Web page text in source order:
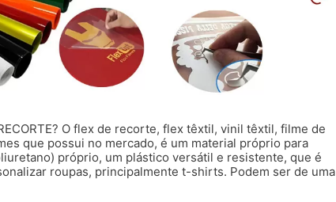
RECORTE? O flex de recorte, flex têxtil, vinil têxtil, filme de
que possui no mercado, é um material próprio para
próprio, um plástico versátil e resistente, que é
roupas, principalmente t-shirts. Podem ser de uma